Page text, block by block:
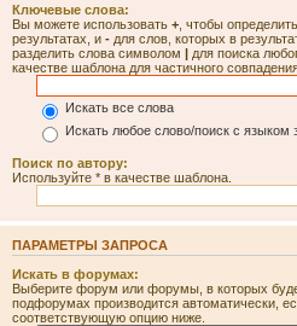
Ключевые слова:
Вы можете использовать + , чтобы
результатах, и - для слов, которых в
разделить слова символом | для поиска
качестве шаблона для частичного
Искать все слова
Искать любое слово/поиск с языком
Поиск по автору:
Используйте * в качестве шаблона.
ПАРАМЕТРЫ ЗАПРОСА
Искать в форумах:
Выберите форум или форумы, в которых
подфорумах производится автоматически,
соответствующую опцию ниже.